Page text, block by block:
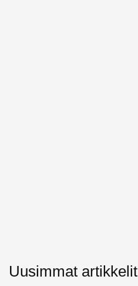
Uusimmat artikkelit